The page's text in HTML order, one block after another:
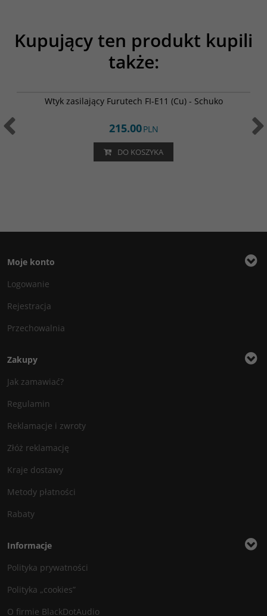
Kupujący ten produkt kupili
także:
Wtyk zasilający Furutech FI-E11 (Cu) - Schuko
215.00PLN
DO KOSZYKA
Moje konto
Logowanie
Rejestracja
Przechowalnia
Zakupy
Jak zamawiać?
Regulamin
Reklamacje i zwroty
Złóż reklamację
Kraje dostawy
Metody płatności
Rabaty
Informacje
Polityka prywatności
Polityka „cookies”
O firmie BlackDotAudio